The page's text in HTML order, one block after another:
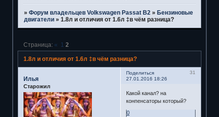
» Форум владельцев Volkswagen Passat B2 » Бензиновые
двигатели » 1.8л и отличия от 1.6л ‡в чём разница?
1.8л и отличия от 1.6л ‡в чём разница?
Страница: « 1 2
Поделиться
31
27.01.2016 18:26
Илья
Старожил
Какой канал? на
конпенсаторы который?
0